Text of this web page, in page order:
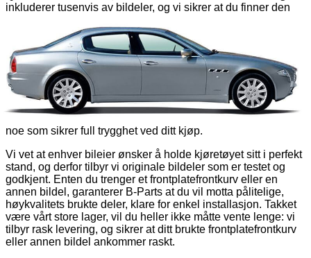
inkluderer tusenvis av bildeler, og vi sikrer at du finner den
vedlikeholdsbehov.
I tillegg til brukte frontplatefrontkurv, dekker vår katalog alle
MASERATI-modeller, enten eldre eller nyere. Vi tilbyr
bildeler for alle behov, enten det er for en rask reparasjon, en
spesifikk erstatning eller en generell oppgradering av
kjøretøyet ditt. Vi forstår at kvalitet er avgjørende, og derfor
leveres hver av våre bildeler med en 12-måneders garanti,
noe som sikrer full trygghet ved ditt kjøp.
Vi vet at enhver bileier ønsker å holde kjøretøyet sitt i perfekt
stand, og derfor tilbyr vi originale bildeler som er testet og
godkjent. Enten du trenger et frontplatefrontkurv eller en
annen bildel, garanterer B-Parts at du vil motta pålitelige,
høykvalitets brukte deler, klare for enkel installasjon. Takket
være vårt store lager, vil du heller ikke måtte vente lenge: vi
tilbyr rask levering, og sikrer at ditt brukte frontplatefrontkurv
eller annen bildel ankommer raskt.